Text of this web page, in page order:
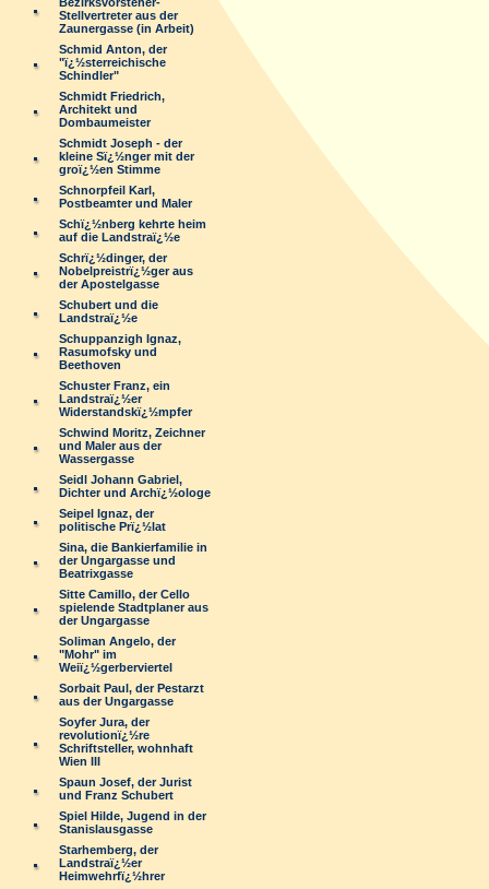
Stellvertreter aus der
Zaunergasse (in Arbeit)
Schmid Anton, der
"ï¿½sterreichische
Schindler"
Schmidt Friedrich,
Architekt und
Dombaumeister
Schmidt Joseph - der
kleine Sï¿½nger mit der
groï¿½en Stimme
Schnorpfeil Karl,
Postbeamter und Maler
Schï¿½nberg kehrte heim
auf die Landstraï¿½e
Schrï¿½dinger, der
Nobelpreistrï¿½ger aus
der Apostelgasse
Schubert und die
Landstraï¿½e
Schuppanzigh Ignaz,
Rasumofsky und
Beethoven
Schuster Franz, ein
Landstraï¿½er
Widerstandskï¿½mpfer
Schwind Moritz, Zeichner
und Maler aus der
Wassergasse
Seidl Johann Gabriel,
Dichter und Archï¿½ologe
Seipel Ignaz, der
politische Prï¿½lat
Sina, die Bankierfamilie in
der Ungargasse und
Beatrixgasse
Sitte Camillo, der Cello
spielende Stadtplaner aus
der Ungargasse
Soliman Angelo, der
"Mohr" im
Weiï¿½gerberviertel
Sorbait Paul, der Pestarzt
aus der Ungargasse
Soyfer Jura, der
revolutionï¿½re
Schriftsteller, wohnhaft
Wien III
Spaun Josef, der Jurist
und Franz Schubert
Spiel Hilde, Jugend in der
Stanislausgasse
Starhemberg, der
Landstraï¿½er
Heimwehrfï¿½hrer